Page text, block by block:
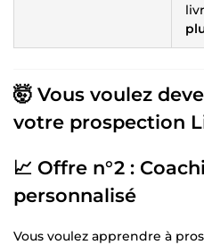
🤯 Vous voulez
votre prospection
📈 Offre n°2 :
personnalisé
Vous voulez apprendre à